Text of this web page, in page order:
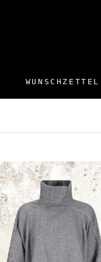
WUNSCHZETTEL